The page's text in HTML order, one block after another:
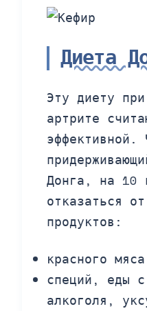
Диета
Эту диету
артрите
эффективной.
Донга, на 10
отказаться
продуктов:
красного
специй, еды с
алкоголя,